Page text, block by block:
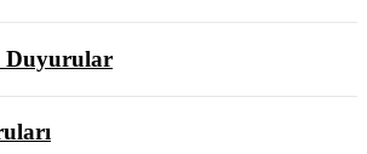
Duyurular